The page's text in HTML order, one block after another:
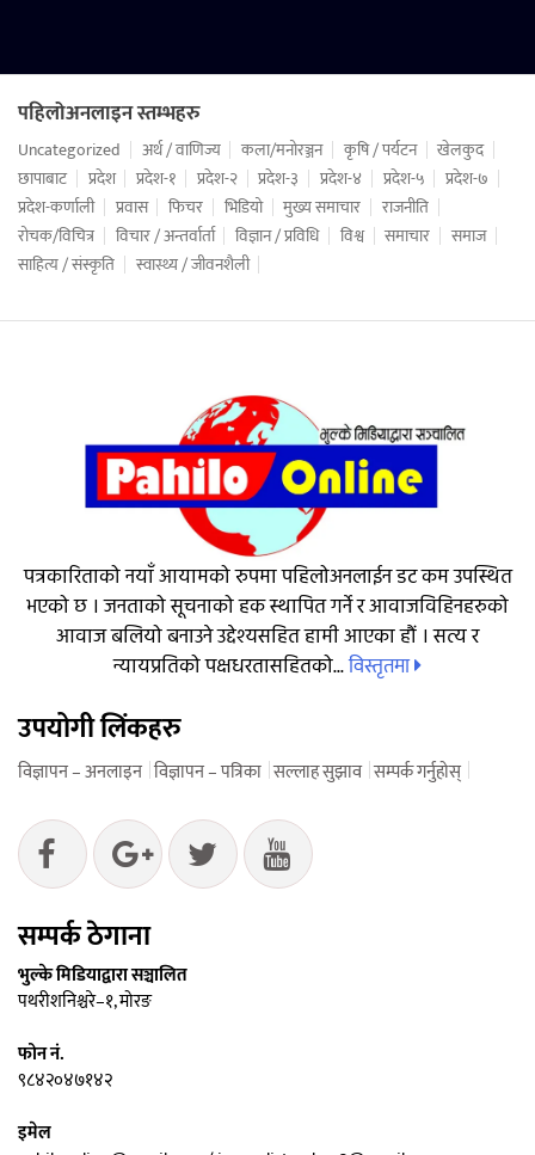
पहिलोअनलाइन स्तम्भहरु
Uncategorized अर्थ / वाणिज्य कला/मनोरञ्जन कृषि / पर्यटन
खेलकुद
छापाबाट
प्रदेश प्रदेश-१ प्रदेश-२ प्रदेश-३ प्रदेश-४ प्रदेश-५
प्रदेश-७
प्रदेश-कर्णाली
प्रवास फिचर भिडियो मुख्य समाचार
राजनीति
रोचक/विचित्र
विचार / अन्तर्वार्ता विज्ञान / प्रविधि विश्व समाचार
समाज
साहित्य / संस्कृति
स्वास्थ्य / जीवनशैली
पत्रकारिताको नयाँ आयामको रुपमा पहिलोअनलाईन डट कम उपस्थित
भएको छ । जनताको सूचनाको हक स्थापित गर्ने र आवाजविहिनहरुको
आवाज बलियो बनाउने उद्देश्यसहित हामी आएका हौं । सत्य र
न्यायप्रतिको पक्षधरतासहितको...विस्तृतमा
उपयोगी लिंकहरु
विज्ञापन – अनलाइन विज्ञापन – पत्रिका सल्लाह सुझाव सम्पर्क गर्नुहोस्
सम्पर्क ठेगाना
भुल्के मिडियाद्वारा सञ्चालित
पथरीशनिश्चरे–१, मोरङ
फोन नं.
९८४२०४७१४२
इमेल